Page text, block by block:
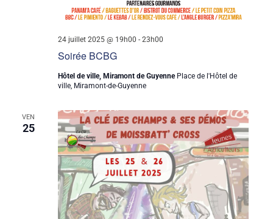
Soirée BCBG
24 juillet 2025 @ 19h00 - 23h00
Hôtel de ville, Miramont de Guyenne Place de l'Hôtel de
ville, Miramont-de-Guyenne
VEN
25